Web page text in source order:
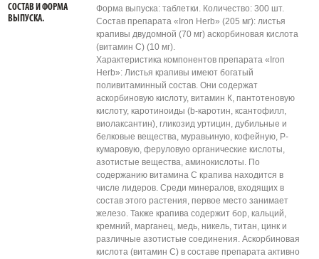
СОСТАВ И ФОРМА
ВЫПУСКА.
Форма выпуска: таблетки. Количество: 300 шт.
Состав препарата «Iron Herb» (205 мг): листья
крапивы двудомной (70 мг) аскорбиновая кислота
(витамин C) (10 мг).
Характеристика компонентов препарата «Iron
Herb»: Листья крапивы имеют богатый
поливитаминный состав. Они содержат
аскорбиновую кислоту, витамин К, пантотеновую
кислоту, каротиноиды (b-каротин, ксантофилл,
виолаксантин), гликозид уртицин, дубильные и
белковые вещества, муравьиную, кофейную, P-
кумаровую, феруловую органические кислоты,
азотистые вещества, аминокислоты. По
содержанию витамина C крапива находится в
числе лидеров. Среди минералов, входящих в
состав этого растения, первое место занимает
железо. Также крапива содержит бор, кальций,
кремний, марганец, медь, никель, титан, цинк и
различные азотистые соединения. Аскорбиновая
кислота (витамин С) в составе препарата активно